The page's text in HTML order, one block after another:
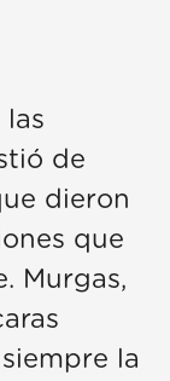
las
de
dieron
que
Murgas,
la